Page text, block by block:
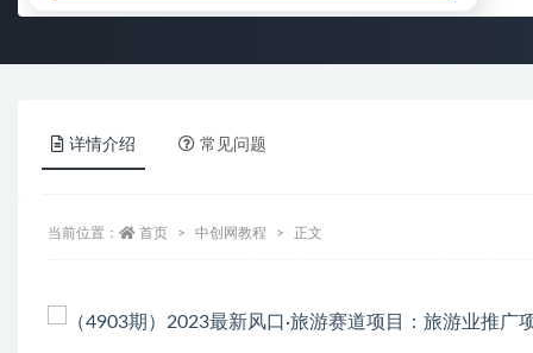
详情介绍 常见问题
当前位置： 首页 中创网教程 正文